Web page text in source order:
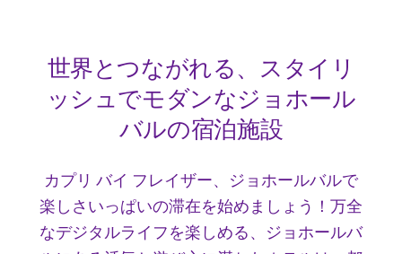
世界とつながれる、スタイリ
ッシュでモダンなジョホール
バルの宿泊施設
カプリ バイ フレイザー、ジョホールバルで
楽しさいっぱいの滞在を始めましょう！万全
なデジタルライフを楽しめる、ジョホールバ